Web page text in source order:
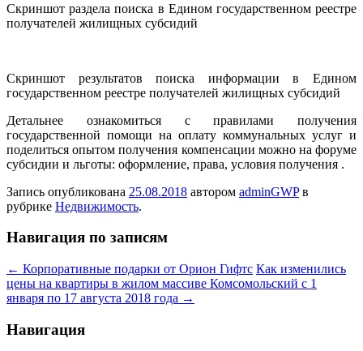
Скриншот раздела поиска в Едином государственном реестре
получателей жилищных субсидий
Скриншот результатов поиска информации в Едином
государственном реестре получателей жилищных субсидий
Детальнее ознакомиться с правилами получения
государственной помощи на оплату коммунальных услуг и
поделиться опытом получения компенсации можно на форуме
субсидии и льготы: оформление, права, условия получения .
Запись опубликована 25.08.2018 автором adminGWPв
рубрике Недвижимость.
Навигация по записям
← Корпоративные подарки от Орион Гифтс Как изменились
цены на квартиры в жилом массиве Комсомольский с 1
января по 17 августа 2018 года →
Навигация